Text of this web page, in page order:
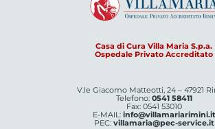
Casa di Cura Villa Maria S.p.a.
Ospedale Privato Accreditato
V.le Giacomo Matteotti, 24 – 47921
Telefono: 0541 58411
Fax: 0541 53010
E-MAIL: info@villamariarimini.it
PEC: villamaria@pec-service.it